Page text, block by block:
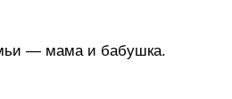
— мама и бабушка.